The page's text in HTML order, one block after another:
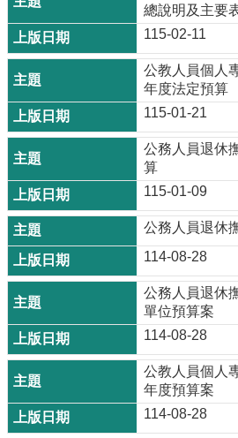
總說明及主要
115-02-11
公教人員個人
年度法定預算
115-01-21
公務人員退休
算
115-01-09
公務人員退休
114-08-28
公務人員退休
單位預算案
114-08-28
公教人員個人
年度預算案
114-08-28